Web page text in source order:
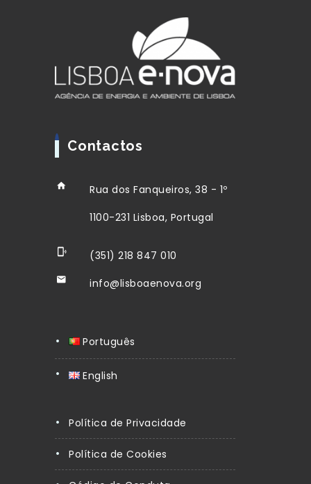
Contactos
Rua dos Fanqueiros, 38 - 1º
1100-231 Lisboa, Portugal
(351) 218 847 010
info@lisboaenova.org
Português
English
Política de Privacidade
Política de Cookies